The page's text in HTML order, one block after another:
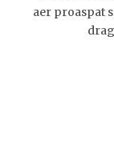
aer proaspat